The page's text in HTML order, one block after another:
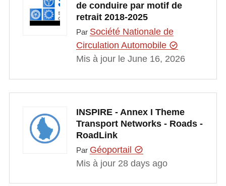
de conduire par motif de
retrait 2018-2025
Par Société Nationale de
Circulation Automobile
Mis à jour le June 16, 2026
INSPIRE - Annex I Theme
Transport Networks - Roads -
RoadLink
Par Géoportail
Mis à jour 28 days ago